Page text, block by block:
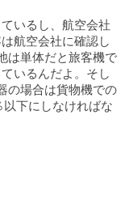
いるし、航空会社
航空会社に確認し
は単体だと旅客機で
いるんだよ。そし
の場合は貨物機での
下にしなければな